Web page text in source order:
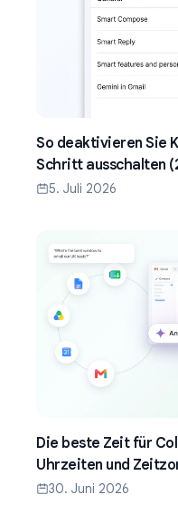
So deaktivieren Sie
Schritt ausschalten
5. Juli 2026
Die beste Zeit für
Uhrzeiten und
30. Juni 2026